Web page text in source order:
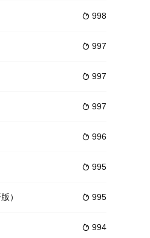
的梅斯为报丧子之仇，化身
离，下落不明。因为这三名实
为家国大义奔赴战场，见识过战争的残
 998
 997
 997
 997
 996
 995
 995
）
 994